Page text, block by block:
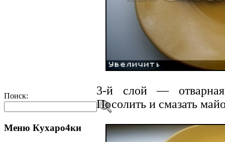
Поиск:
Меню Кухаро4ки
3-й слой — отварная
Посолить и смазать